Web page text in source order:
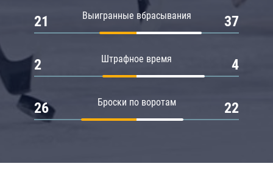
Выигранные вбрасывания
21 37
Штрафное время
2 4
Броски по воротам
26 22